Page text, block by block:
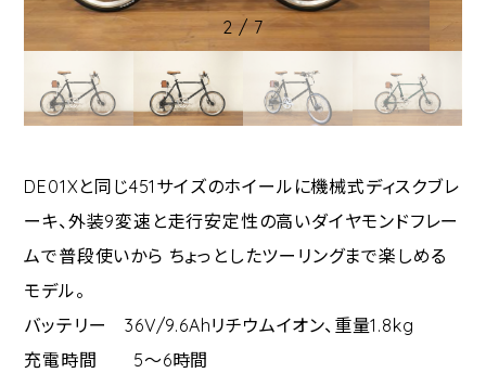
2 /7
DE01Xと同じ451サイズのホイールに機械式ディスクブレ
ーキ、外装9変速と走行安定性の高いダイヤモンドフレー
ムで普段使いから ちょっとしたツーリングまで楽しめる
モデル。
バッテリー 36V/9.6Ahリチウムイオン、重量1.8kg
充電時間 5～6時間